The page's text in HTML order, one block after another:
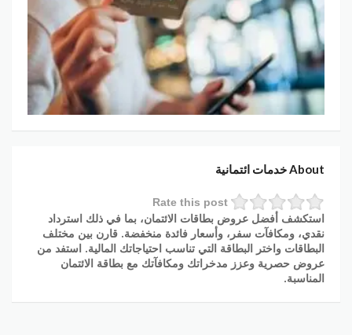
About خدمات ائتمانية
Rate this post
استكشف أفضل عروض بطاقات الائتمان، بما في ذلك استرداد
نقدي، ومكافآت سفر، وأسعار فائدة منخفضة. قارن بين مختلف
البطاقات واختر البطاقة التي تناسب احتياجاتك المالية. استفد من
عروض حصرية وعزز مدخراتك ومكافآتك مع بطاقة الائتمان
المناسبة.